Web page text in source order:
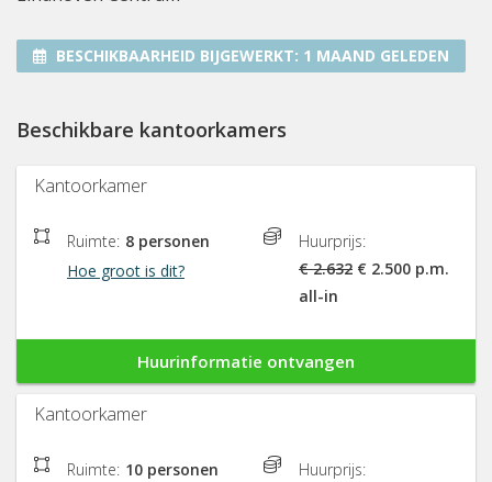
BESCHIKBAARHEID BIJGEWERKT: 1 MAAND GELEDEN
Beschikbare kantoorkamers
Kantoorkamer
Ruimte: 8 personen
Hoe groot is dit?
Huurprijs:
€ 2.632 € 2.500 p.m.
all-in
Huurinformatie ontvangen
Kantoorkamer
Ruimte: 10 personen
Huurprijs: